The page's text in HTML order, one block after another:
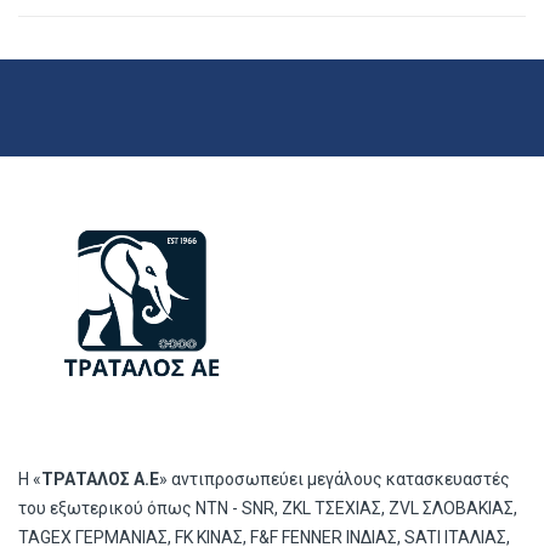
Η «ΤΡΑΤΑΛΟΣ Α.Ε» αντιπροσωπεύει μεγάλους κατασκευαστές
του εξωτερικού όπως ΝΤΝ - SNR, ZKL ΤΣΕΧΙΑΣ, ZVL ΣΛΟΒΑΚΙΑΣ,
TAGEX ΓΕΡΜΑΝΙΑΣ, FK ΚΙΝΑΣ, F&F FENNER ΙΝΔΙΑΣ, SATI ΙΤΑΛΙΑΣ,